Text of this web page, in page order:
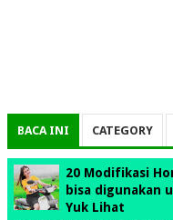
BACA INI CATEGORY
20 Modifikasi
bisa digunakan
Yuk Lihat